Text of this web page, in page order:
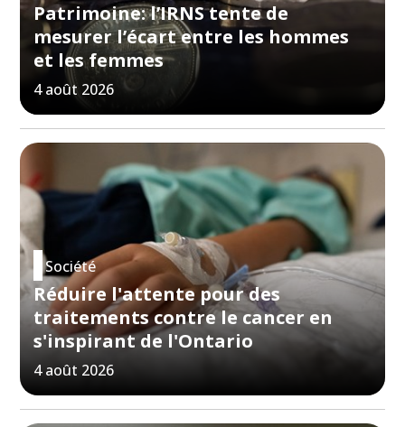
Patrimoine: l’IRNS tente de
mesurer l’écart entre les hommes
et les femmes
4 août 2026
Société
Réduire l'attente pour des
traitements contre le cancer en
s'inspirant de l'Ontario
4 août 2026